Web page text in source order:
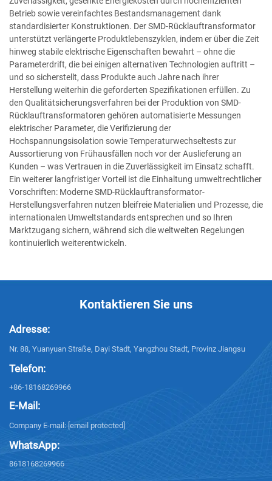
Betrieb sowie vereinfachtes Bestandsmanagement dank
standardisierter Konstruktionen. Der SMD-Rücklauftransformator
unterstützt verlängerte Produktlebenszyklen, indem er über die Zeit
hinweg stabile elektrische Eigenschaften bewahrt – ohne die
Parameterdrift, die bei einigen alternativen Technologien auftritt –
und so sicherstellt, dass Produkte auch Jahre nach ihrer
Herstellung weiterhin die geforderten Spezifikationen erfüllen. Zu
den Qualitätsicherungsverfahren bei der Produktion von SMD-
Rücklauftransformatoren gehören automatisierte Messungen
elektrischer Parameter, die Verifizierung der
Hochspannungsisolation sowie Temperaturwechseltests zur
Aussortierung von Frühausfällen noch vor der Auslieferung an
Kunden – was Vertrauen in die Zuverlässigkeit im Einsatz schafft.
Ein weiterer langfristiger Vorteil ist die Einhaltung umweltrechtlicher
Vorschriften: Moderne SMD-Rücklauftransformator-
Herstellungsverfahren nutzen bleifreie Materialien und Prozesse, die
internationalen Umweltstandards entsprechen und so Ihren
Marktzugang sichern, während sich die weltweiten Regelungen
kontinuierlich weiterentwickeln.
Kontaktieren Sie uns
Adresse:
Nr. 88, Yuanyuan Straße, Dayi Stadt, Yangzhou Stadt, Provinz Jiangsu
Telefon:
+86-18168269966
E-Mail:
Company E-mail: [email protected]
WhatsApp:
8618168269966